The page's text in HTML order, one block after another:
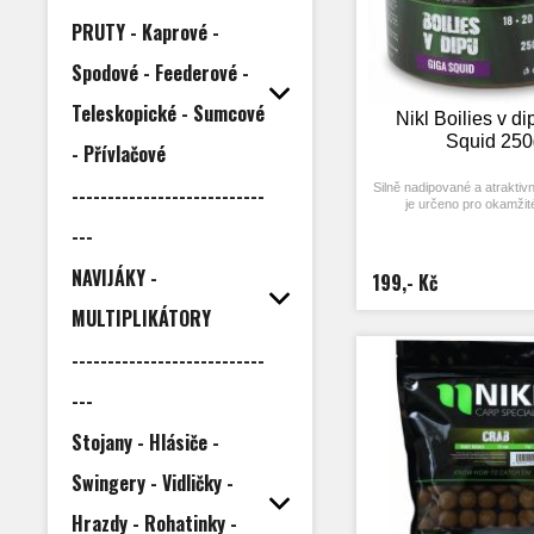
PRUTY - Kaprové -
Spodové - Feederové -
Teleskopické - Sumcové
- Přívlačové
---------------------------
---
NAVIJÁKY -
MULTIPLIKÁTORY
---------------------------
---
Stojany - Hlásiče -
Swingery - Vidličky -
Hrazdy - Rohatinky -
Nikl Boilies v
Squid
Silně nadipované a
je určeno pro
kteří chodí k vodě na
199,- Kč